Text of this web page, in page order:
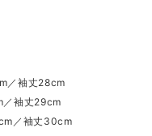
袖丈28cm
袖丈29cm
／袖丈30cm